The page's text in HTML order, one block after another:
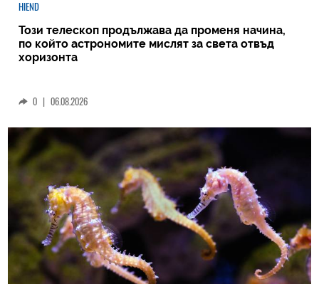
HIEND
Този телескоп продължава да променя начина,
по който астрономите мислят за света отвъд
хоризонта
0 | 06.08.2026